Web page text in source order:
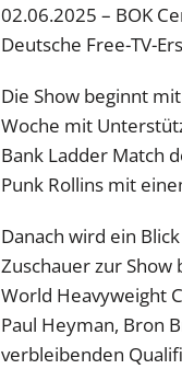
02.06.2025 – BOK
Deutsche Free-TV-
Die Show beginnt
Woche mit
Bank Ladder Match
Punk Rollins mit
Danach wird ein
Zuschauer zur Show
World Heavyweight
Paul Heyman, Bron
verbleibenden